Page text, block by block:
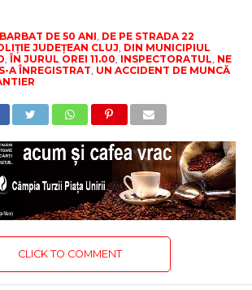
BARBAT DE 50 ANI DE PE STRADA 22
JUDEȚEAN CLUJ DIN MUNICIPIUL
,ÎN JURUL OREI 11.00 INSPECTORATUL NE
S-A ÎNREGISTRAT UN ACCIDENT DE MUNCĂ
CLICK TO COMMENT